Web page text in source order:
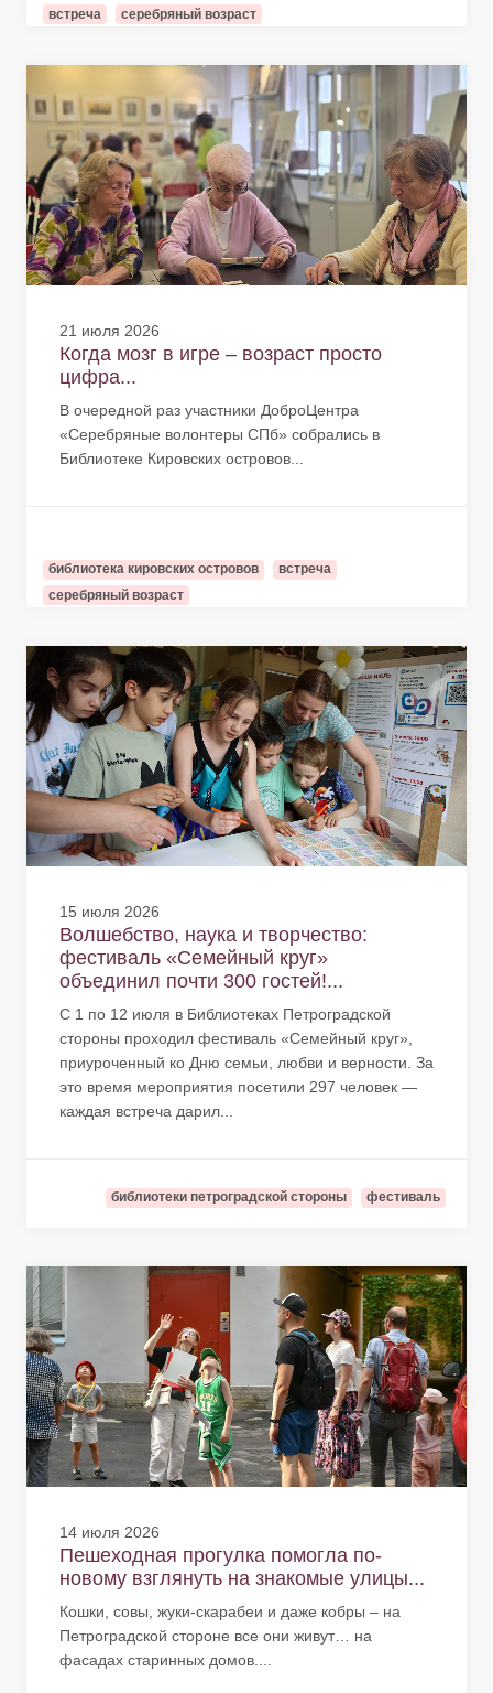
встреча
серебряный возраст
21 июля 2026
Когда мозг в игре – возраст просто
цифра...
В очередной раз участники ДоброЦентра
«Серебряные волонтеры СПб» собрались в
Библиотеке Кировских островов...
библиотека кировских островов
встреча
серебряный возраст
15 июля 2026
Волшебство, наука и творчество:
фестиваль «Семейный круг»
объединил почти 300 гостей!...
С 1 по 12 июля в Библиотеках Петроградской
стороны проходил фестиваль «Семейный круг»,
приуроченный ко Дню семьи, любви и верности. За
это время мероприятия посетили 297 человек —
каждая встреча дарил...
библиотеки петроградской стороны фестиваль
14 июля 2026
Пешеходная прогулка помогла по-
новому взглянуть на знакомые улицы...
Кошки, совы, жуки-скарабеи и даже кобры – на
Петроградской стороне все они живут… на
фасадах старинных домов....